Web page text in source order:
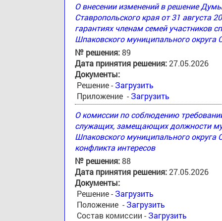
О внесении изменений в решение
Ставропольского края от 31
гарантиях членам семей участников
Шпаковского муниципального округа
№ решения:89
Дата принятия решения:27.05.2026
Документы:
Решение - Загрузить
Приложение - Загрузить
О комиссии по соблюдению
служащих, замещающих должности
Шпаковского муниципального округа
конфликта интересов
№ решения:88
Дата принятия решения:27.05.2026
Документы:
Решение - Загрузить
Положение - Загрузить
Состав комиссии - Загрузить